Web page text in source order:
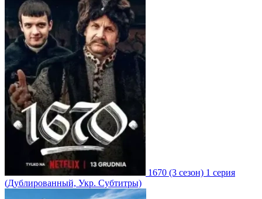
1670 (3 сезон) 1 серия
(Дублированный, Укр. Субтитры)